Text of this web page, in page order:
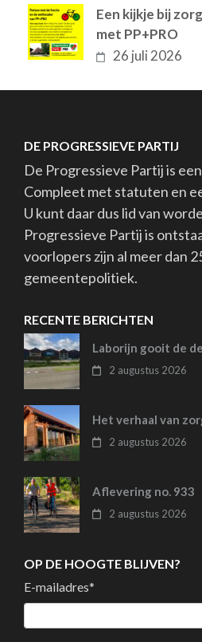
Een kijkje bij
met PP+PRO
26 juli 2026
DE PROGRESSIEVE PARTIJ
De Progressieve Partij is
Compleet met statuten en
U kunt daar dus lid van
Progressieve Partij is
voorlopers zijn al meer dan
gemeentepolitiek.
RECENTE BERICHTEN
Laborijn gooit de
2 augustus 2026
Het verhaal van
2 augustus 2026
Aflevering no. 933
2 augustus 2026
OP DE HOOGTE BLIJVEN?
E-mailadres*